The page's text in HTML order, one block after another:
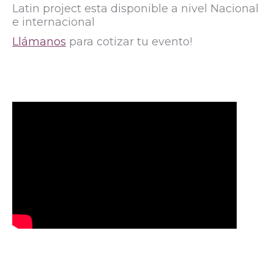
Latin project esta disponible a nivel Nacional
e internacional
Llámanos para cotizar tu evento!